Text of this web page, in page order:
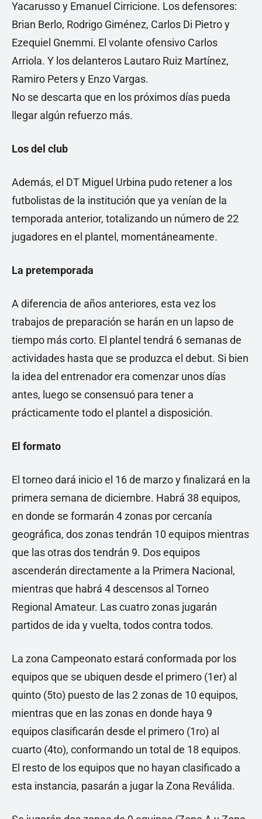
Yacarusso y Emanuel Cirricione. Los defensores:
Brian Berlo, Rodrigo Giménez, Carlos Di Pietro y
Ezequiel Gnemmi. El volante ofensivo Carlos
Arriola. Y los delanteros Lautaro Ruiz Martínez,
Ramiro Peters y Enzo Vargas.
No se descarta que en los próximos días pueda
llegar algún refuerzo más.
Los del club
Además, el DT Miguel Urbina pudo retener a los
futbolistas de la institución que ya venían de la
temporada anterior, totalizando un número de 22
jugadores en el plantel, momentáneamente.
La pretemporada
A diferencia de años anteriores, esta vez los
trabajos de preparación se harán en un lapso de
tiempo más corto. El plantel tendrá 6 semanas de
actividades hasta que se produzca el debut. Si bien
la idea del entrenador era comenzar unos días
antes, luego se consensuó para tener a
prácticamente todo el plantel a disposición.
El formato
El torneo dará inicio el 16 de marzo y finalizará en la
primera semana de diciembre. Habrá 38 equipos,
en donde se formarán 4 zonas por cercanía
geográfica, dos zonas tendrán 10 equipos mientras
que las otras dos tendrán 9. Dos equipos
ascenderán directamente a la Primera Nacional,
mientras que habrá 4 descensos al Torneo
Regional Amateur. Las cuatro zonas jugarán
partidos de ida y vuelta, todos contra todos.
La zona Campeonato estará conformada por los
equipos que se ubiquen desde el primero (1er) al
quinto (5to) puesto de las 2 zonas de 10 equipos,
mientras que en las zonas en donde haya 9
equipos clasificarán desde el primero (1ro) al
cuarto (4to), conformando un total de 18 equipos.
El resto de los equipos que no hayan clasificado a
esta instancia, pasarán a jugar la Zona Reválida.